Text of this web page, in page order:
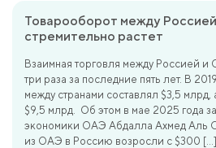
Товарооборот между
стремительно растет
Взаимная торговля между Россией
три раза за последние пять лет. В
между странами составлял $3,5
$9,5 млрд. Об этом в мае 2025 года
экономики ОАЭ Абдалла Ахмед Аль
из ОАЭ в Россию возросли с $300 […]